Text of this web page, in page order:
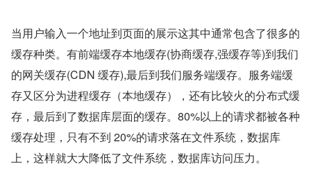
当用户输入一个地址到页面的展示这其中通常包含了很多的
缓存种类。有前端缓存本地缓存(协商缓存,强缓存等)到我们
的网关缓存(CDN 缓存),最后到我们服务端缓存。服务端缓
存又区分为进程缓存（本地缓存），还有比较火的分布式缓
存，最后到了数据库层面的缓存。80%以上的请求都被各种
缓存处理，只有不到 20%的请求落在文件系统，数据库
上，这样就大大降低了文件系统，数据库访问压力。